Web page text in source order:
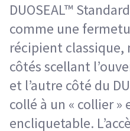
DUOSEAL™
comme une
récipient classique,
côtés scellant
et l’autre côté du
collé à un « collier
encliquetable.